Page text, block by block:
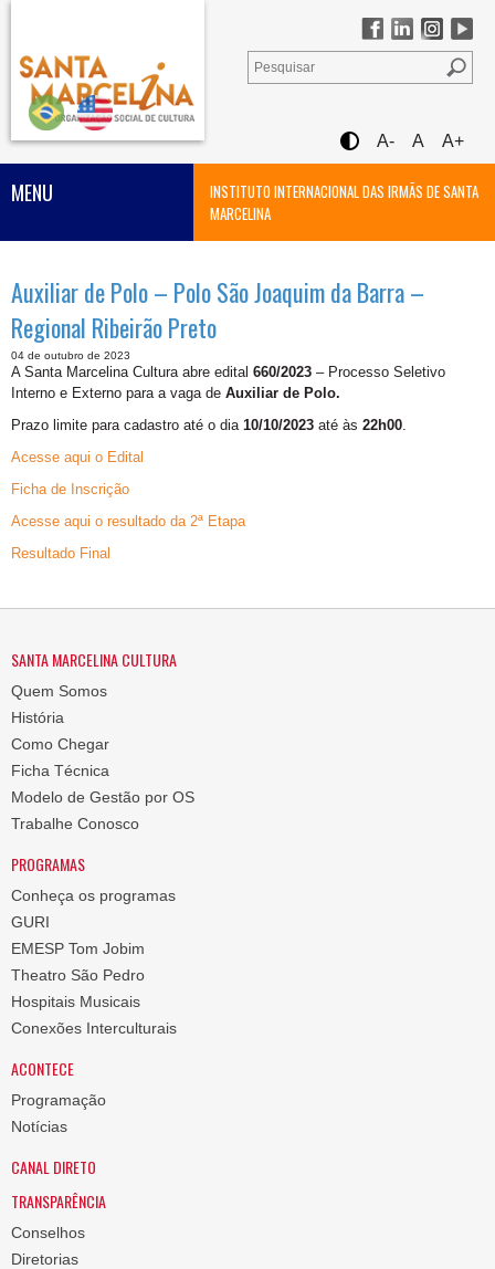
A- A A+
INSTITUTO INTERNACIONAL DAS IRMÃS DE SANTA
MARCELINA
MENU
Auxiliar de Polo – Polo São Joaquim da Barra –
Regional Ribeirão Preto
04 de outubro de 2023
A Santa Marcelina Cultura abre edital 660/2023 – Processo Seletivo
Interno e Externo para a vaga de Auxiliar de Polo.
Prazo limite para cadastro até o dia10/10/2023 até às 22h00.
Acesse aqui o Edital
Ficha de Inscrição
Acesse aqui o resultado da 2ª Etapa
Resultado Final
SANTA MARCELINA CULTURA
Quem Somos
História
Como Chegar
Ficha Técnica
Modelo de Gestão por OS
Trabalhe Conosco
PROGRAMAS
Conheça os programas
GURI
EMESP Tom Jobim
Theatro São Pedro
Hospitais Musicais
Conexões Interculturais
ACONTECE
Programação
Notícias
CANAL DIRETO
TRANSPARÊNCIA
Conselhos
Diretorias